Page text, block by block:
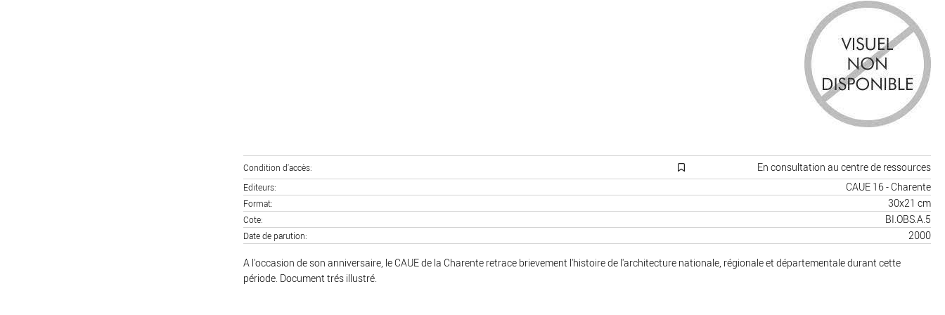
Condition d'accès En consultation au centre de ressources
Editeurs CAUE 16 - Charente
Format 30x21 cm
Cote BI.OBS.A.5
Date de parution 2000
A l'occasion de son anniversaire, le CAUE de la Charente retrace brievement l'histoire de l'architecture nationale, régionale et départementale durant cette
période. Document trés illustré.